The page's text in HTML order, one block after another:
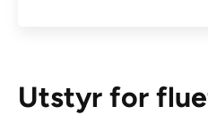
Utstyr for